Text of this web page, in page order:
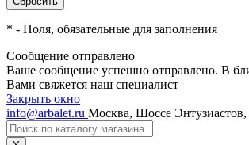
* - Поля, обязательные для заполнения
Сообщение отправлено
Ваше сообщение успешно отправлено. В
Вами свяжется наш специалист
Закрыть окно
info@arbalet.ru Москва, Шоссе Энтузиастов,